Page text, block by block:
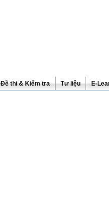
Đề thi & Kiểm tra Tư liệu E-